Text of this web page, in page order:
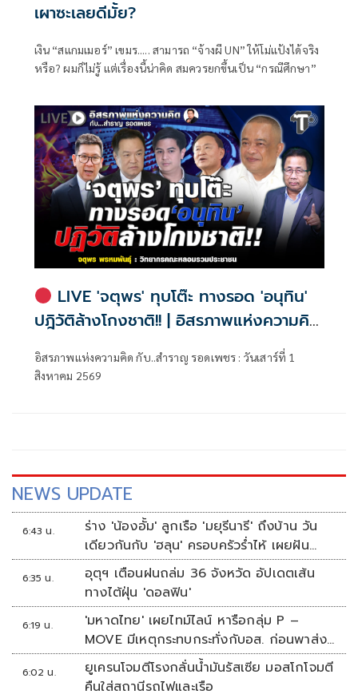
เผาซะเลยดีมั้ย?
เงิน “สแกมเมอร์” เขมร..... สามารถ “จ้างผี UN” ให้โม่แป้งได้จริง
หรือ? ผมก็ไม่รู้ แต่เรื่องนี้น่าคิด สมควรยกขึ้นเป็น “กรณีศึกษา”
LIVE 'จตุพร' ทุบโต๊ะ ทางรอด 'อนุทิน'
ปฎิวัติล้างโกงชาติ!! | อิสรภาพแห่งความคิด
อิสรภาพแห่งความคิด กับ..สำราญ รอดเพชร : วันเสาร์ที่ 1
สิงหาคม 2569
NEWS UPDATE
6:43 น.
ร่าง 'น้องอั้ม' ลูกเรือ 'มยุรีนารี' ถึงบ้าน วัน
เดียวกันกับ 'ฮลุน' ครอบครัวร่ำไห้ เผยฝัน
อยากเป็นทหารเรือ
6:35 น.
อุตุฯ เตือนฝนถล่ม 36 จังหวัด อัปเดตเส้น
ทางไต้ฝุ่น 'ดอลฟิน'
6:19 น.
'มหาดไทย' เผยไทม์ไลน์ หารือกลุ่ม P –
MOVE มีเหตุกระทบกระทั่งกับอส. ก่อนพาส่ง
ขึ้นรถกลับ
6:02 น.
ยูเครนโจมตีโรงกลั่นน้ำมันรัสเซีย มอสโกโจมตี
คืนใส่สถานีรถไฟและเรือ